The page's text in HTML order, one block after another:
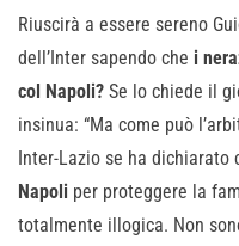
Riuscirà a essere sereno
dell’Inter sapendo che i
col Napoli? Se lo chiede il
insinua: “Ma come può
Inter-Lazio se ha dichiarato
Napoli per proteggere la
totalmente illogica. Non